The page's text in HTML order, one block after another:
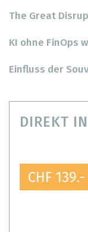
The Great
KI ohne FinOps
Einfluss der
DIREKT
CHF 139.-